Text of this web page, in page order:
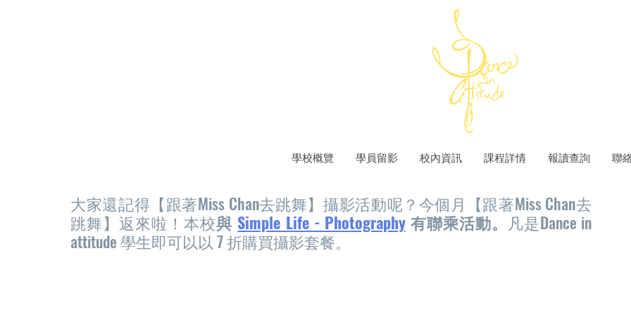
學校概覽 學員留影 校內資訊 課程詳情 報讀查詢 聯
大家還記得【跟著Miss Chan去跳舞】攝影活動呢？今個月【跟著Miss Chan去
跳舞】返來啦！本校與 Simple Life - Photography 有聯乘活動。 凡是Dance in
attitude 學生即可以以 7 折購買攝影套餐。